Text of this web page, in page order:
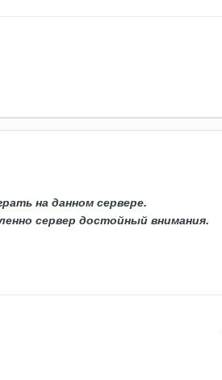
на данном сервере.
сервер достойный внимания.